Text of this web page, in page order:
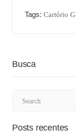
Tags: Cartório
Busca
Posts recentes